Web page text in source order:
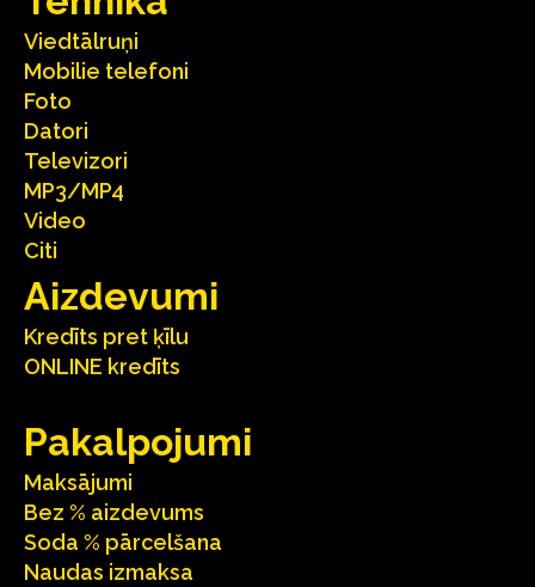
Viedtālruņi
Mobilie telefoni
Foto
Datori
Televizori
MP3/MP4
Video
Citi
Aizdevumi
Kredīts pret ķīlu
ONLINE kredīts
Pakalpojumi
Maksājumi
Bez % aizdevums
Soda % pārcelšana
Naudas izmaksa